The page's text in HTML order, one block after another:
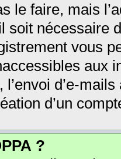
le faire, mais
soit nécessaire
vous
aux
d’e-
d’un
?